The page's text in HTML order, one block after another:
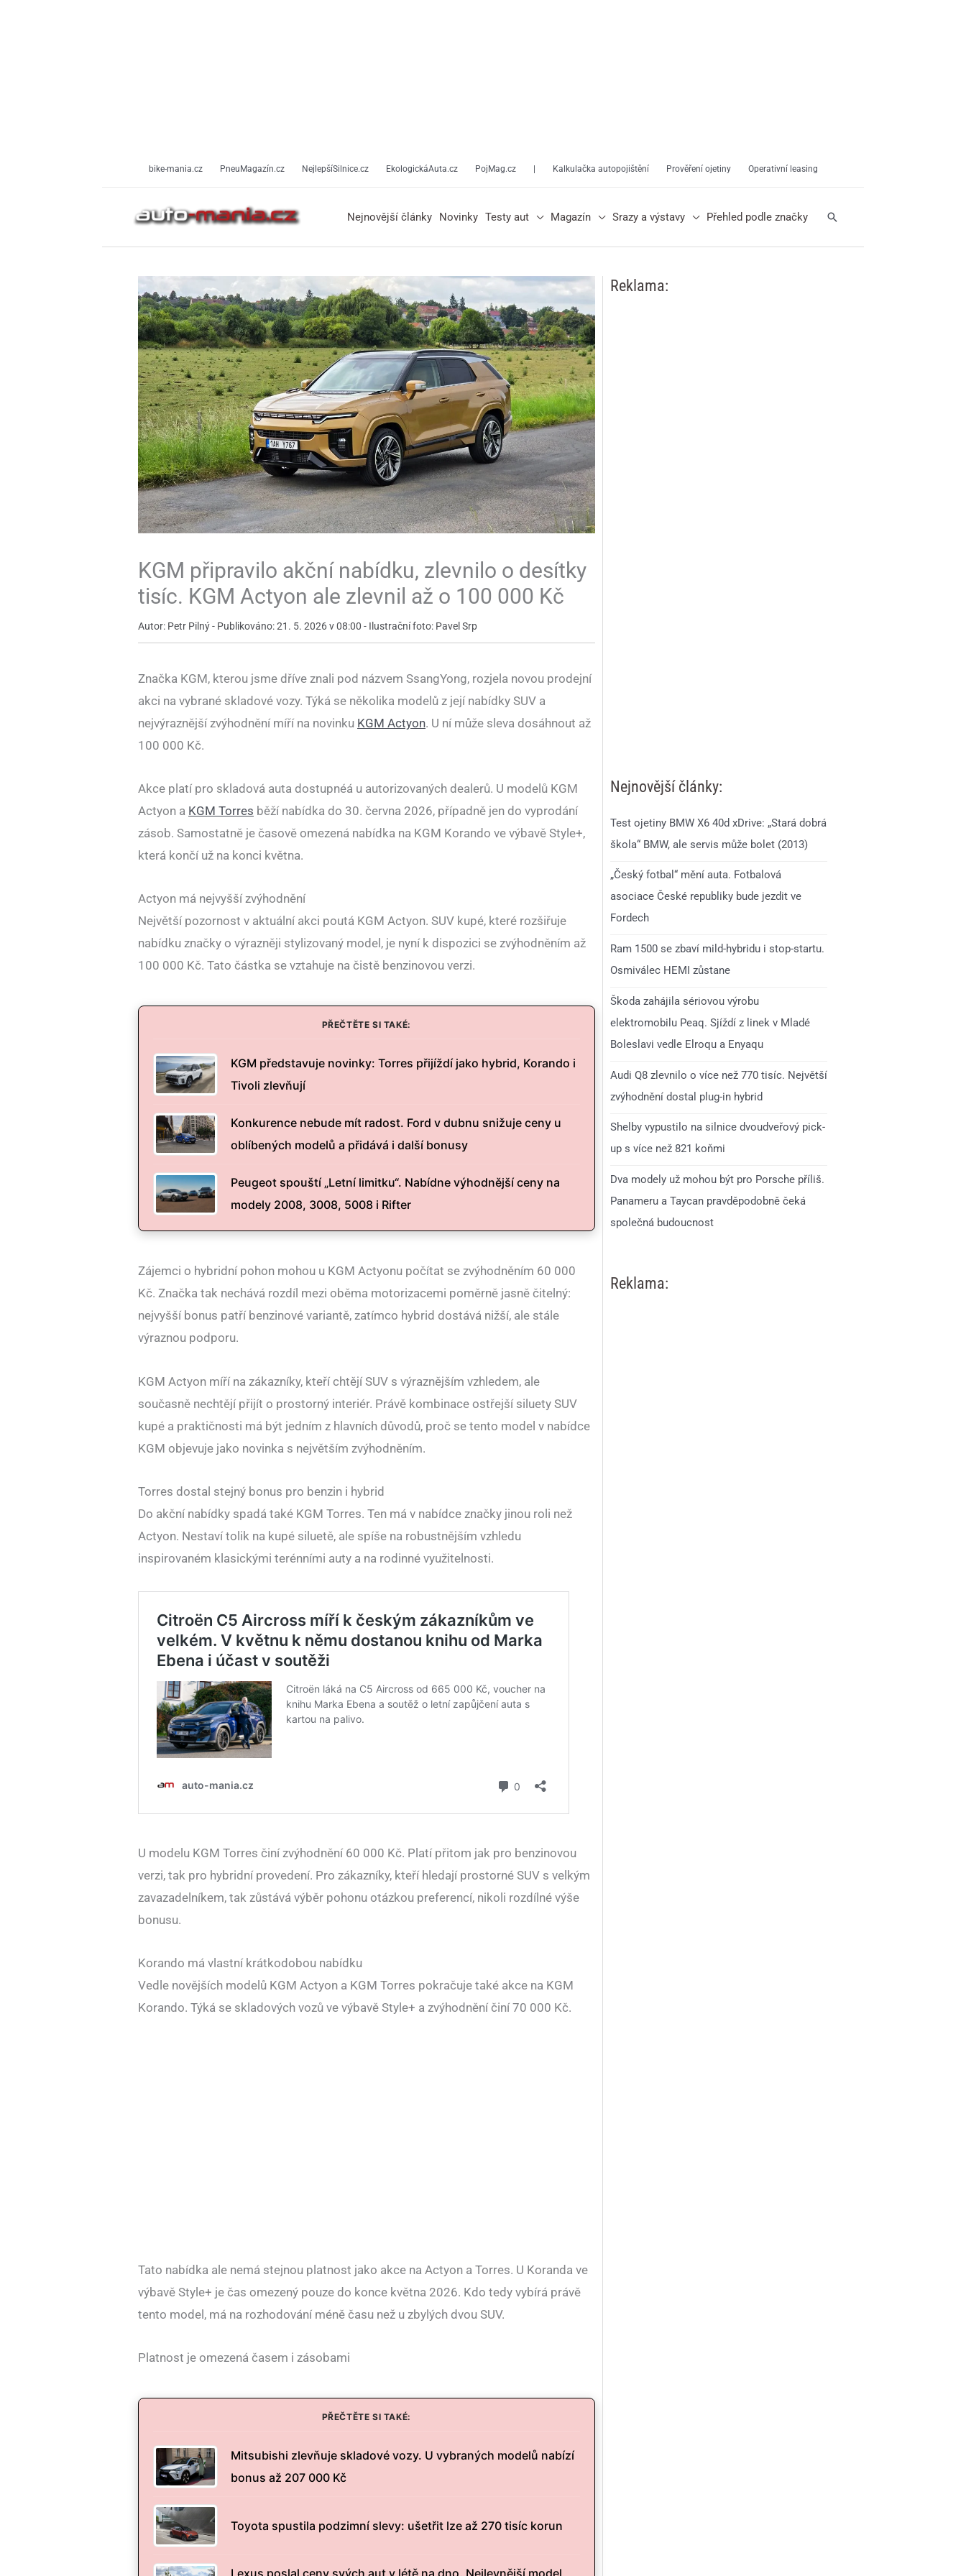
bike-mania.cz PneuMagazín.cz NejlepšíSilnice.cz EkologickáAuta.cz PojMag.cz Kalkulačka autopojištění Prověření ojetiny Operativní leasing
Nejnovější články Novinky Testy aut Magazín Srazy a výstavy Přehled podle značky Hledat
KGM připravilo akční nabídku, zlevnilo o desítky
tisíc. KGM Actyon ale zlevnil až o 100 000 Kč
Autor: Petr Pilný - Publikováno: 21. 5. 2026 v 08:00 - Ilustrační foto: Pavel Srp
Značka KGM, kterou jsme dříve znali pod názvem SsangYong, rozjela novou prodejní
akci na vybrané skladové vozy. Týká se několika modelů z její nabídky SUV a
nejvýraznější zvýhodnění míří na novinku KGM Actyon. U ní může sleva dosáhnout až
100 000 Kč.
Akce platí pro skladová auta dostupnéá u autorizovaných dealerů. U modelů KGM
Actyon a KGM Torres běží nabídka do 30. června 2026, případně jen do vyprodání
zásob. Samostatně je časově omezená nabídka na KGM Korando ve výbavě Style+,
která končí už na konci května.
Actyon má nejvyšší zvýhodnění
Největší pozornost v aktuální akci poutá KGM Actyon. SUV kupé, které rozšiřuje
nabídku značky o výrazněji stylizovaný model, je nyní k dispozici se zvýhodněním až
100 000 Kč. Tato částka se vztahuje na čistě benzinovou verzi.
PŘEČTĚTE SI TAKÉ:
KGM představuje novinky: Torres přijíždí jako hybrid, Korando i
Tivoli zlevňují
Konkurence nebude mít radost. Ford v dubnu snižuje ceny u
oblíbených modelů a přidává i další bonusy
Peugeot spouští „Letní limitku“. Nabídne výhodnější ceny na
modely 2008, 3008, 5008 i Rifter
Zájemci o hybridní pohon mohou u KGM Actyonu počítat se zvýhodněním 60 000
Kč. Značka tak nechává rozdíl mezi oběma motorizacemi poměrně jasně čitelný:
nejvyšší bonus patří benzinové variantě, zatímco hybrid dostává nižší, ale stále
výraznou podporu.
KGM Actyon míří na zákazníky, kteří chtějí SUV s výraznějším vzhledem, ale
současně nechtějí přijít o prostorný interiér. Právě kombinace ostřejší siluety SUV
kupé a praktičnosti má být jedním z hlavních důvodů, proč se tento model v nabídce
KGM objevuje jako novinka s největším zvýhodněním.
Torres dostal stejný bonus pro benzin i hybrid
Do akční nabídky spadá také KGM Torres. Ten má v nabídce značky jinou roli než
Actyon. Nestaví tolik na kupé siluetě, ale spíše na robustnějším vzhledu
inspirovaném klasickými terénními auty a na rodinné využitelnosti.
U modelu KGM Torres činí zvýhodnění 60 000 Kč. Platí přitom jak pro benzinovou
verzi, tak pro hybridní provedení. Pro zákazníky, kteří hledají prostorné SUV s velkým
zavazadelníkem, tak zůstává výběr pohonu otázkou preferencí, nikoli rozdílné výše
bonusu.
Korando má vlastní krátkodobou nabídku
Vedle novějších modelů KGM Actyon a KGM Torres pokračuje také akce na KGM
Korando. Týká se skladových vozů ve výbavě Style+ a zvýhodnění činí 70 000 Kč.
Tato nabídka ale nemá stejnou platnost jako akce na Actyon a Torres. U Koranda ve
výbavě Style+ je čas omezený pouze do konce května 2026. Kdo tedy vybírá právě
tento model, má na rozhodování méně času než u zbylých dvou SUV.
Platnost je omezená časem i zásobami
PŘEČTĚTE SI TAKÉ:
Mitsubishi zlevňuje skladové vozy. U vybraných modelů nabízí
bonus až 207 000 Kč
Toyota spustila podzimní slevy: ušetřit lze až 270 tisíc korun
Reklama:
Nejnovější články:
Test ojetiny BMW X6 40d xDrive: „Stará dobrá
škola“ BMW, ale servis může bolet (2013)
„Český fotbal“ mění auta. Fotbalová
asociace České republiky bude jezdit ve
Fordech
Ram 1500 se zbaví mild-hybridu i stop-startu.
Osmiválec HEMI zůstane
Škoda zahájila sériovou výrobu
elektromobilu Peaq. Sjíždí z linek v Mladé
Boleslavi vedle Elroqu a Enyaqu
Audi Q8 zlevnilo o více než 770 tisíc. Největší
zvýhodnění dostal plug-in hybrid
Shelby vypustilo na silnice dvoudveřový pick-
up s více než 821 koňmi
Dva modely už mohou být pro Porsche příliš.
Panameru a Taycan pravděpodobně čeká
společná budoucnost
Reklama: